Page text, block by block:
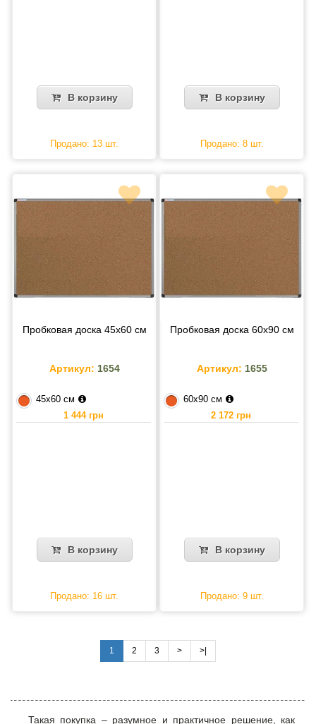
В корзину
Продано: 13 шт.
В корзину
Продано: 8 шт.
Пробковая доска 45х60 см
Артикул: 1654
45х60 см
1 444 грн
В корзину
Продано: 16 шт.
Пробковая доска 60х90 см
Артикул: 1655
60х90 см
2 172 грн
В корзину
Продано: 9 шт.
1 2 3 > >|
Такая покупка – разумное и практичное решение, как